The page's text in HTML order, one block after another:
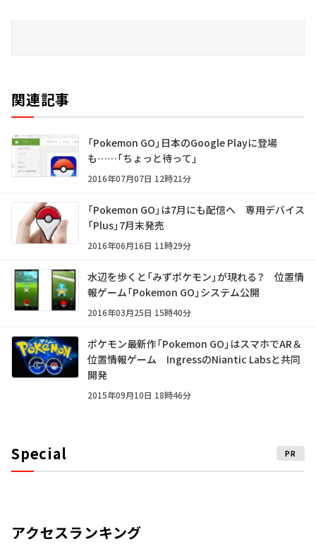
関連記事
「Pokemon GO」日本のGoogle Playに登場
も……「ちょっと待って」
2016年07月07日 12時21分
「Pokemon GO」は7月にも配信へ 専用デバイス
「Plus」7月末発売
2016年06月16日 11時29分
水辺を歩くと「みずポケモン」が現れる？ 位置情
報ゲーム「Pokemon GO」システム公開
2016年03月25日 15時40分
ポケモン最新作「Pokemon GO」はスマホでAR＆
位置情報ゲーム IngressのNiantic Labsと共同
開発
2015年09月10日 18時46分
Special PR
アクセスランキング